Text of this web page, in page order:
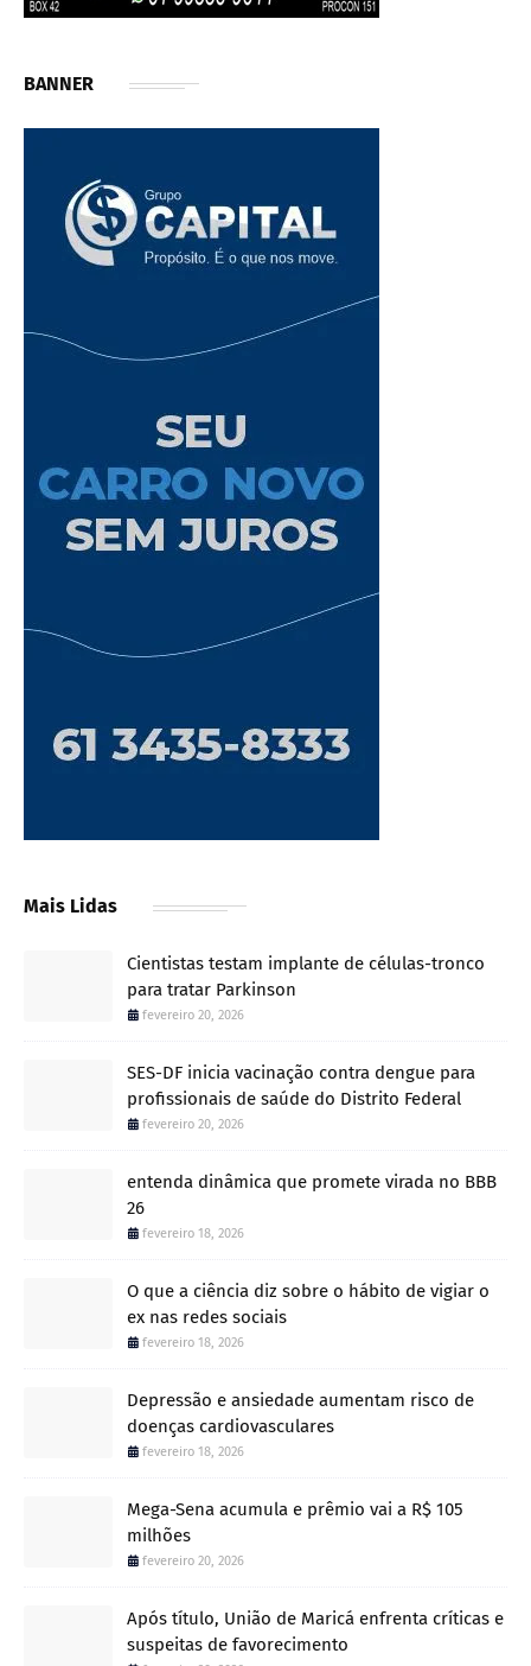
BANNER
Mais Lidas
Cientistas testam implante de células-tronco
para tratar Parkinson
fevereiro 20, 2026
SES-DF inicia vacinação contra dengue para
profissionais de saúde do Distrito Federal
fevereiro 20, 2026
entenda dinâmica que promete virada no BBB
26
fevereiro 18, 2026
O que a ciência diz sobre o hábito de vigiar o
ex nas redes sociais
fevereiro 18, 2026
Depressão e ansiedade aumentam risco de
doenças cardiovasculares
fevereiro 18, 2026
Mega-Sena acumula e prêmio vai a R$ 105
milhões
fevereiro 20, 2026
Após título, União de Maricá enfrenta críticas e
suspeitas de favorecimento